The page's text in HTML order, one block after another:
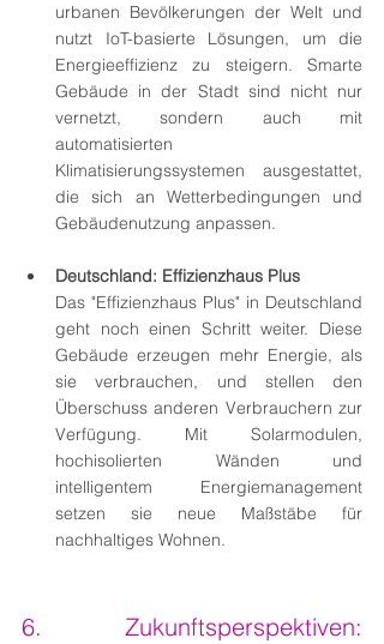
urbanen Bevölkerungen der Welt und
nutzt IoT-basierte Lösungen, um die
Energieeffizienz zu steigern. Smarte
Gebäude in der Stadt sind nicht nur
vernetzt, sondern auch mit
automatisierten
Klimatisierungssystemen ausgestattet,
die sich an Wetterbedingungen und
Gebäudenutzung anpassen.
Deutschland: Effizienzhaus Plus
Das "Effizienzhaus Plus" in Deutschland
geht noch einen Schritt weiter. Diese
Gebäude erzeugen mehr Energie, als
sie verbrauchen, und stellen den
Überschuss anderen Verbrauchern zur
Verfügung. Mit Solarmodulen,
hochisolierten Wänden und
intelligentem Energiemanagement
setzen sie neue Maßstäbe für
nachhaltiges Wohnen.
6. Zukunftsperspektiven: